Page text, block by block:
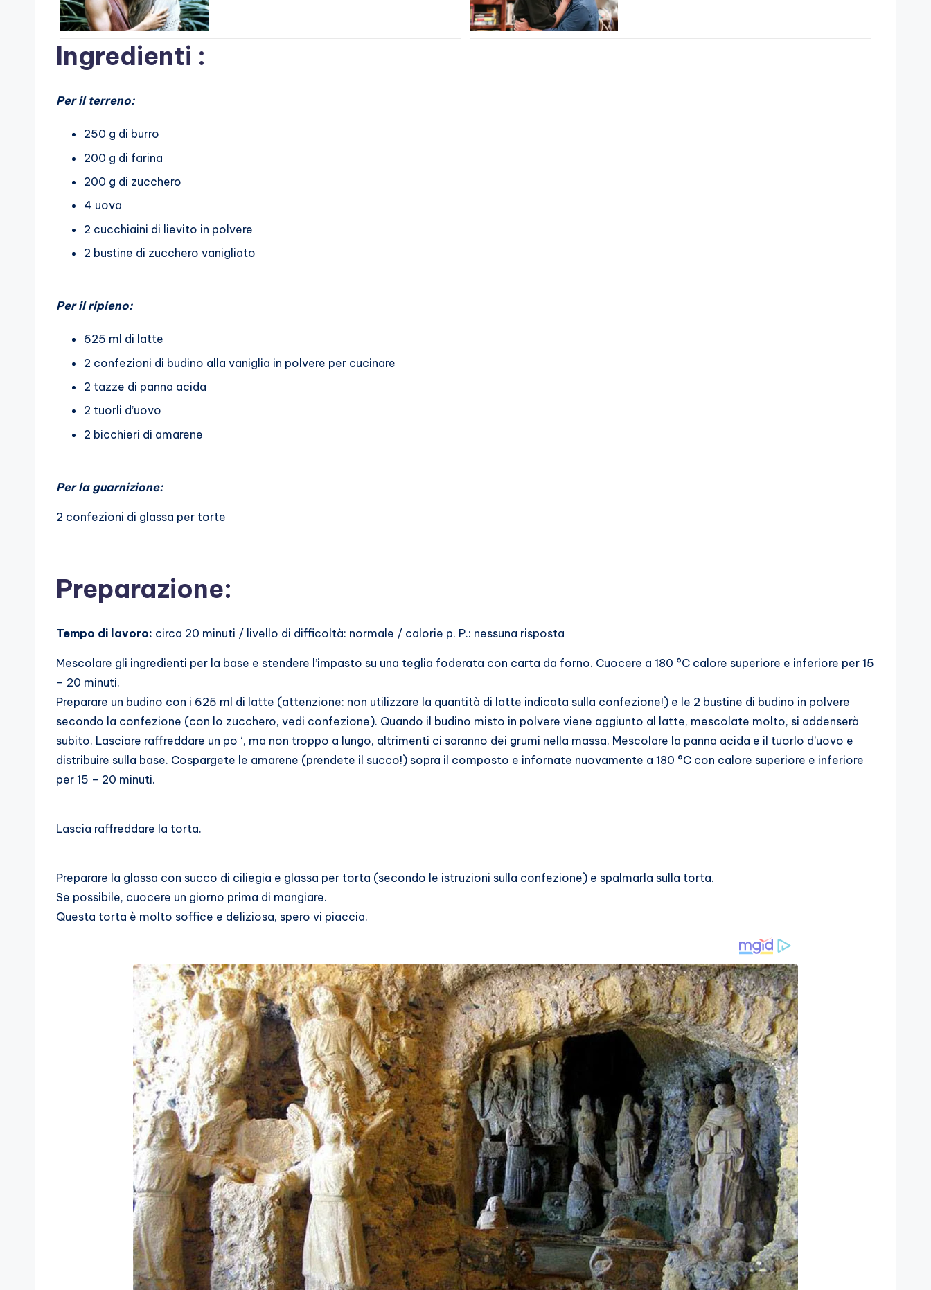
Ingredienti :
Per il terreno:
250 g di burro
200 g di farina
200 g di zucchero
4 uova
2 cucchiaini di lievito in polvere
2 bustine di zucchero vanigliato
Per il ripieno:
625 ml di latte
2 confezioni di budino alla vaniglia in polvere per cucinare
2 tazze di panna acida
2 tuorli d’uovo
2 bicchieri di amarene
Per la guarnizione:
2 confezioni di glassa per torte
Preparazione:
Tempo di lavoro: circa 20 minuti / livello di difficoltà: normale / calorie p. P.: nessuna risposta
Mescolare gli ingredienti per la base e stendere l’impasto su una teglia foderata con carta da forno. Cuocere a 180 °C calore superiore e inferiore per 15
– 20 minuti.
Preparare un budino con i 625 ml di latte (attenzione: non utilizzare la quantità di latte indicata sulla confezione!) e le 2 bustine di budino in polvere
secondo la confezione (con lo zucchero, vedi confezione). Quando il budino misto in polvere viene aggiunto al latte, mescolate molto, si addenserà
subito. Lasciare raffreddare un po ‘, ma non troppo a lungo, altrimenti ci saranno dei grumi nella massa. Mescolare la panna acida e il tuorlo d’uovo e
distribuire sulla base. Cospargete le amarene (prendete il succo!) sopra il composto e infornate nuovamente a 180 °C con calore superiore e inferiore
per 15 – 20 minuti.
Lascia raffreddare la torta.
Preparare la glassa con succo di ciliegia e glassa per torta (secondo le istruzioni sulla confezione) e spalmarla sulla torta.
Se possibile, cuocere un giorno prima di mangiare.
Questa torta è molto soffice e deliziosa, spero vi piaccia.